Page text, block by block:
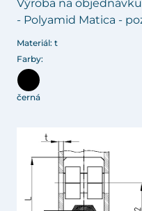
Výroba na
- Polyamid Matica -
Materiál: t
Farby:
černá